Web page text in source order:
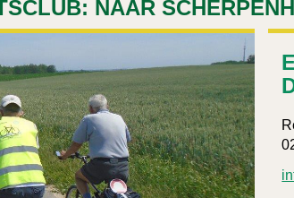
NAAR